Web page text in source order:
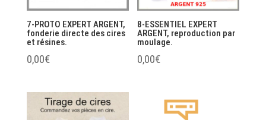
7-PROTO EXPERT ARGENT,
fonderie directe des cires
et résines.
0,00€
8-ESSENTIEL EXPERT
ARGENT, reproduction par
moulage.
0,00€